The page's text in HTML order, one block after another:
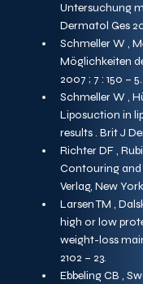
Untersuchung
Dermatol Ges
Schmeller W ,
Möglichkeiten
2007 ; 7 : 150 – 5.
Schmeller W ,
Liposuction in
results . Brit J
Richter DF ,
Contouring and
Verlag, New
Larsen TM ,
high or low
weight-loss
2102 – 23.
Ebbeling CB ,